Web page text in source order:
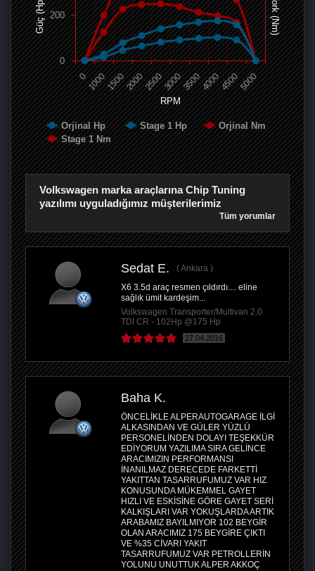
RPM
Güç (Hp) Tork (Nm)
Orjinal Hp Stage 1 Hp
Orjinal Nm
Stage 1 Nm
0 100015002000250030003500400045005000
0
200
Volkswagen marka araçlarına Chip Tuning
yazılımı uyguladığımız müşterilerimiz
Tüm yorumlar
Sedat E.
Ankara
X6 3.5d araç resmen çıldırdı.... eline
sağlık ümit kardeşim...
Volkswagen Transporter/Multivan 2.0
TDI CR - 102Hp @175 Hp
27.04.2016
Baha K.
ÖNCELİKLE ALPERAUTOGARAGE İLGİ
ALKASINDAN VE GÜLER YÜZLÜ
PERSONELİNDEN DOLAYI TEŞEKKÜR
EDİYORUM YAZILIMA SIRA GELİNCE
ARACIMIZIN PERFORMANSI
İNANILMAZ DERECEDE FARKETTİ
YAKITTAN TASARRUFUMUZ VAR HIZ
KONUSUNDA MÜKEMMEL GAYET
HIZLI VE ESKİSİNE GÖRE GAYET SERİ
KALKIŞLARI VAR YOKUŞLARDA ARTIK
ARABAMIZ BAYILMIYOR 102 BEYGİR
OLAN ARACIMIZ 175 BEYGİRE ÇIKTI
VE %35 CİVARI YAKIT
TASARRUFUMUZ VAR PETROLLERİN
YOLUNU UNUTTUK ALPER AKKOÇ